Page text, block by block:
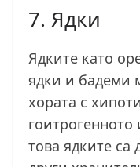
7. Ядки
Ядките като
ядки и бадеми
хората с
това ядките